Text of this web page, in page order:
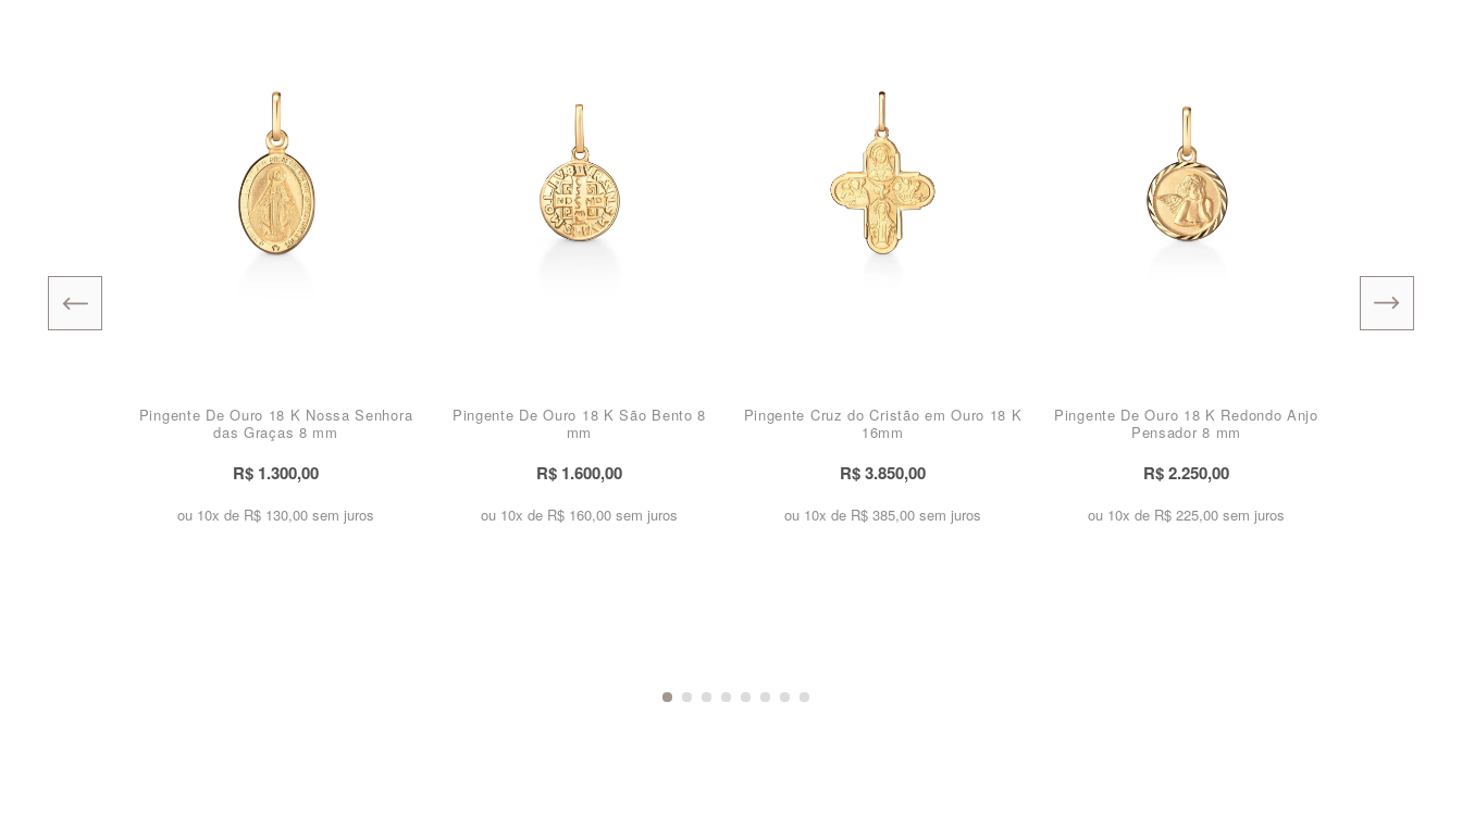
Pingente De Ouro 18 K Nossa Senhora
das Graças 8 mm
R$ 1.300,00
ou 10x de R$ 130,00 sem juros
Pingente De Ouro 18 K São Bento 8
mm
R$ 1.600,00
ou 10x de R$ 160,00 sem juros
Pingente Cruz do Cristão em Ouro 18 K
16mm
R$ 3.850,00
ou 10x de R$ 385,00 sem juros
Pingente De Ouro 18 K Redondo Anjo
Pensador 8 mm
R$ 2.250,00
ou 10x de R$ 225,00 sem juros